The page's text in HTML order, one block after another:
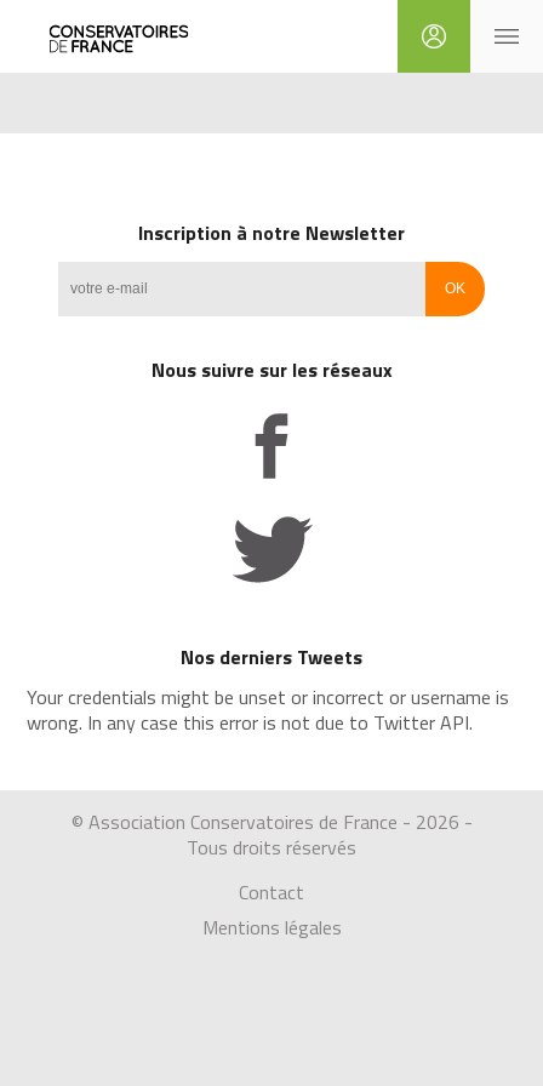
Inscription à notre Newsletter
Nous suivre sur les réseaux
Nos derniers Tweets
Your credentials might be unset or incorrect or username is
wrong. In any case this error is not due to Twitter API.
© Association Conservatoires de France - 2026 -
Tous droits réservés
Contact
Mentions légales